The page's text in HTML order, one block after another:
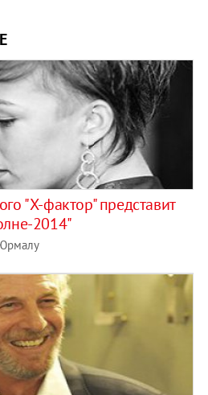
"Х-фактор" представит
2014"